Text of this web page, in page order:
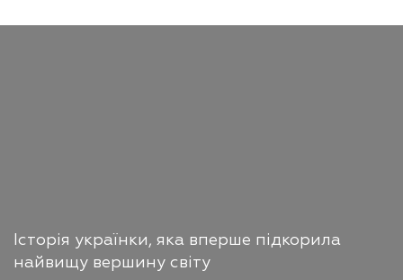
Історія українки, яка вперше підкорила
найвищу вершину світу